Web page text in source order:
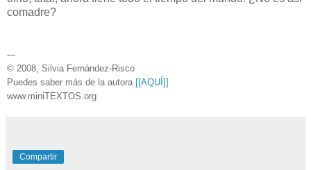
comadre?
---
© 2008, Silvia Fernández-Risco
Puedes saber más de la autora [[AQUÍ]]
www.miniTEXTOS.org
Compartir